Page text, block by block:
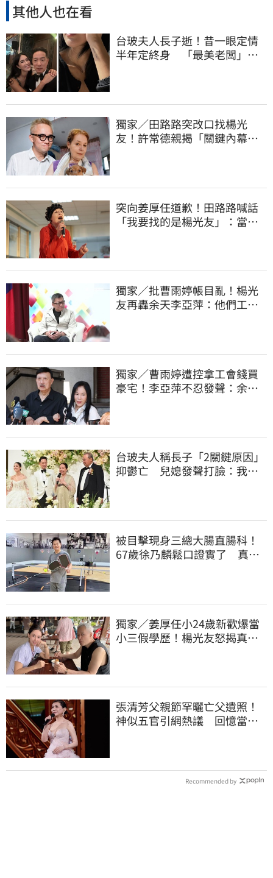
其他人也在看
台玻夫人長子逝！昔一眼定情
半年定終身 「最美老闆」手
獨家／田路路突改口找楊光
友！許常德親揭「關鍵內幕」
突向姜厚任道歉！田路路喊話
「我要找的是楊光友」：當時
獨家／批曹雨婷帳目亂！楊光
友再轟余天李亞萍：他們工會
獨家／曹雨婷遭控拿工會錢買
豪宅！李亞萍不忍發聲：余天
台玻夫人稱長子「2關鍵原因」
抑鬱亡 兒媳發聲打臉：我從
被目擊現身三總大腸直腸科！
67歲徐乃麟鬆口證實了 真實
獨家／姜厚任小24歲新歡爆當
小三假學歷！楊光友怒揭真實
張清芳父親節罕曬亡父遺照！
神似五官引網熱議 回憶當年
Recommended by